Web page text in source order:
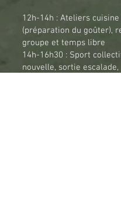
12h-14h : Ateliers cuisine
(préparation du goûter),
groupe et temps libre
14h-16h30 : Sport
nouvelle, sortie escalade,